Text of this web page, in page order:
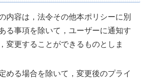
内容は，法令その他本ポリシーに別
る事項を除いて，ユーザーに通知す
変更することができるものとしま
める場合を除いて，変更後のプライ